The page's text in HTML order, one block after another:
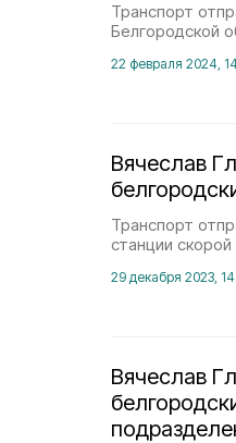
Транспорт
Белгородской
22 февраля 2024,
Вячеслав
Транспорт
станции
29 декабря 2023,
Вячеслав